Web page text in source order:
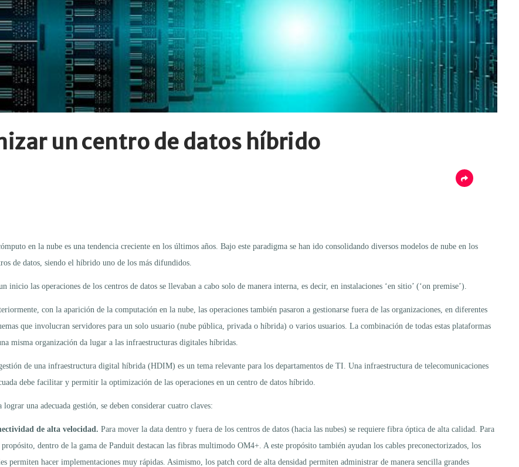
un centro de datos híbrido
en la nube es una tendencia creciente en los últimos años. Bajo este paradigma se han ido consolidando diversos modelos de nube en los
de datos, siendo el híbrido uno de los más difundidos.
inicio las operaciones de los centros de datos se llevaban a cabo solo de manera interna, es decir, en instalaciones ‘en sitio’ (‘on premise’).
con la aparición de la computación en la nube, las operaciones también pasaron a gestionarse fuera de las organizaciones, en diferentes
que involucran servidores para un solo usuario (nube pública, privada o híbrida) o varios usuarios. La combinación de todas estas plataformas
misma organización da lugar a las infraestructuras digitales híbridas.
de una infraestructura digital híbrida (HDIM) es un tema relevante para los departamentos de TI. Una infraestructura de telecomunicaciones
debe facilitar y permitir la optimización de las operaciones en un centro de datos híbrido.
lograr una adecuada gestión, se deben considerar cuatro claves:
de alta velocidad. Para mover la data dentro y fuera de los centros de datos (hacia las nubes) se requiere fibra óptica de alta calidad. Para
propósito, dentro de la gama de Panduit destacan las fibras multimodo OM4+. A este propósito también ayudan los cables preconectorizados, los
permiten hacer implementaciones muy rápidas. Asimismo, los patch cord de alta densidad permiten administrar de manera sencilla grandes